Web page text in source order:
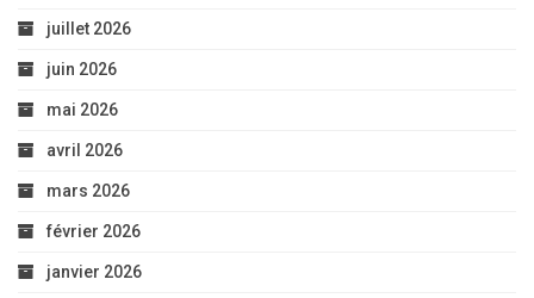
juillet 2026
juin 2026
mai 2026
avril 2026
mars 2026
février 2026
janvier 2026